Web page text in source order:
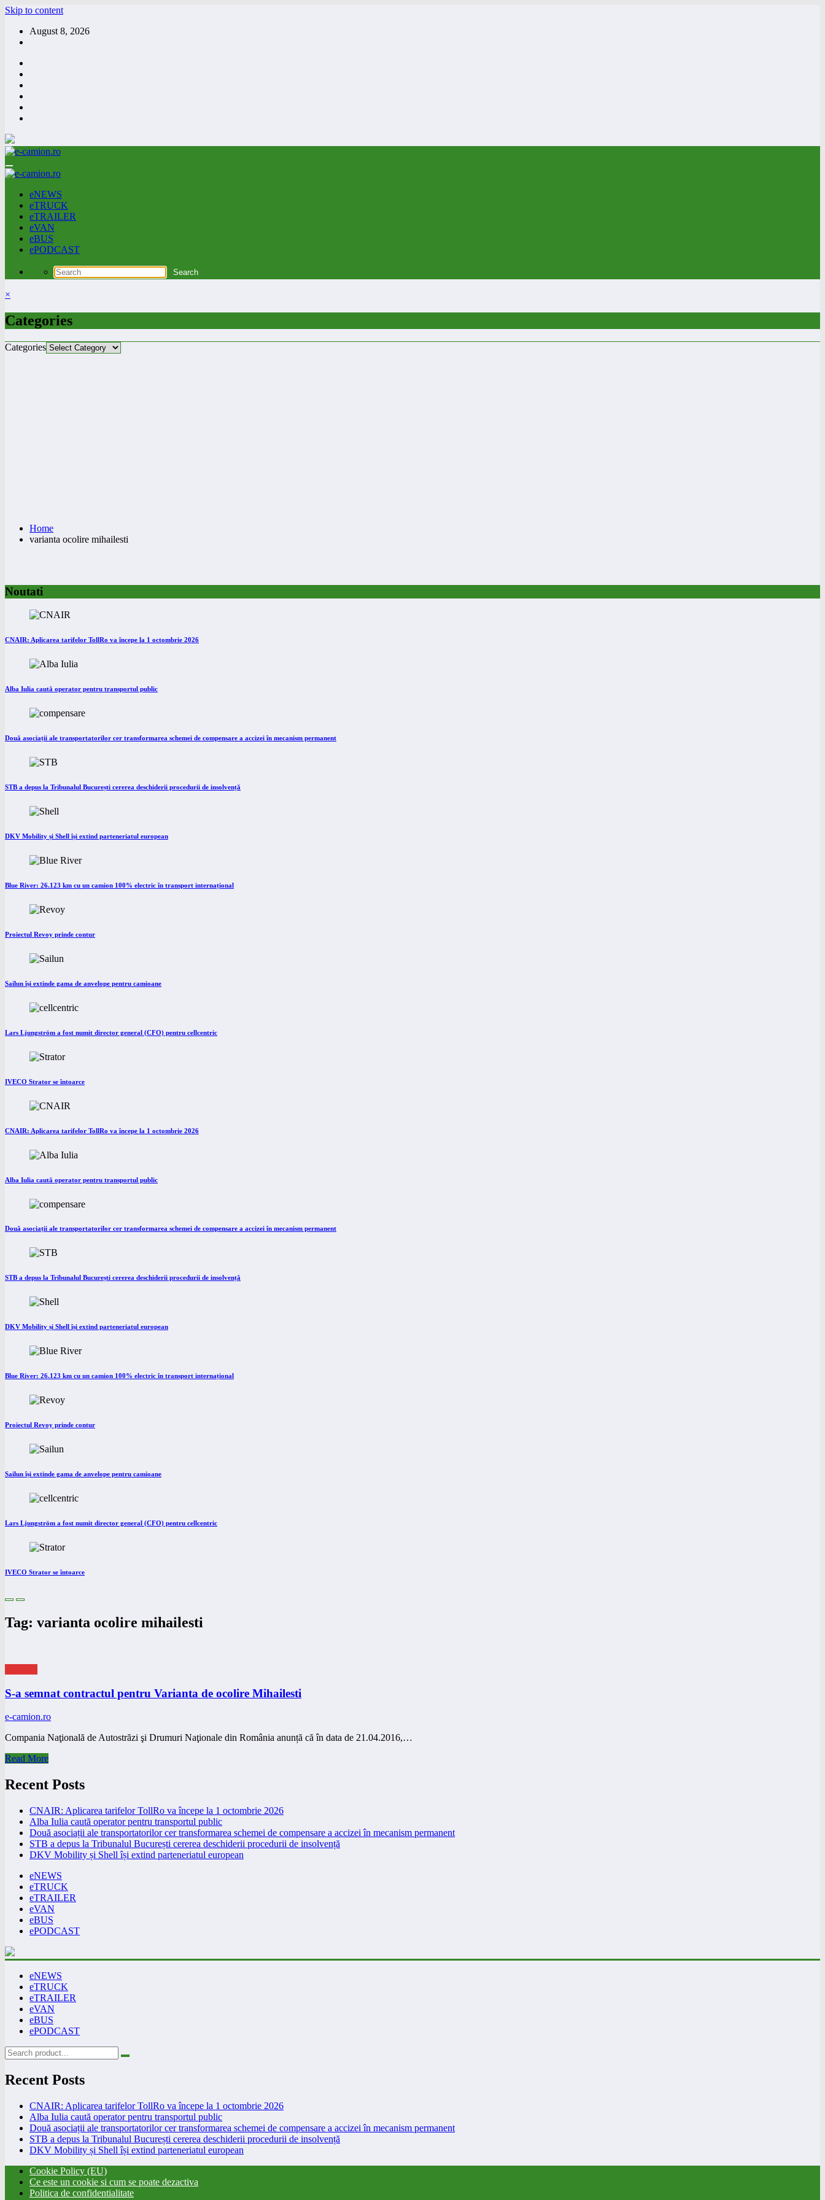
Skip to content
August 8, 2026
eNEWS
eTRUCK
eTRAILER
eVAN
eBUS
ePODCAST
×
Categories
Categories
Home
varianta ocolire mihailesti
Noutati
CNAIR: Aplicarea tarifelor TollRo va începe la 1 octombrie 2026
Alba Iulia caută operator pentru transportul public
Două asociații ale transportatorilor cer transformarea schemei de compensare a accizei în mecanism permanent
STB a depus la Tribunalul București cererea deschiderii procedurii de insolvență
DKV Mobility și Shell își extind parteneriatul european
Blue River: 26.123 km cu un camion 100% electric în transport internațional
Proiectul Revoy prinde contur
Sailun își extinde gama de anvelope pentru camioane
Lars Ljungström a fost numit director general (CFO) pentru cellcentric
IVECO Strator se întoarce
CNAIR: Aplicarea tarifelor TollRo va începe la 1 octombrie 2026
Alba Iulia caută operator pentru transportul public
Două asociații ale transportatorilor cer transformarea schemei de compensare a accizei în mecanism permanent
STB a depus la Tribunalul București cererea deschiderii procedurii de insolvență
DKV Mobility și Shell își extind parteneriatul european
Blue River: 26.123 km cu un camion 100% electric în transport internațional
Proiectul Revoy prinde contur
Sailun își extinde gama de anvelope pentru camioane
Lars Ljungström a fost numit director general (CFO) pentru cellcentric
IVECO Strator se întoarce
Tag: varianta ocolire mihailesti
S-a semnat contractul pentru Varianta de ocolire Mihailesti
e-camion.ro
Compania Naţională de Autostrăzi şi Drumuri Naţionale din România anunță că în data de 21.04.2016,…
Read More
Recent Posts
CNAIR: Aplicarea tarifelor TollRo va începe la 1 octombrie 2026
Alba Iulia caută operator pentru transportul public
Două asociații ale transportatorilor cer transformarea schemei de compensare a accizei în mecanism permanent
STB a depus la Tribunalul București cererea deschiderii procedurii de insolvență
DKV Mobility și Shell își extind parteneriatul european
eNEWS
eTRUCK
eTRAILER
eVAN
eBUS
ePODCAST
eNEWS
eTRUCK
eTRAILER
eVAN
eBUS
ePODCAST
Recent Posts
CNAIR: Aplicarea tarifelor TollRo va începe la 1 octombrie 2026
Alba Iulia caută operator pentru transportul public
Două asociații ale transportatorilor cer transformarea schemei de compensare a accizei în mecanism permanent
STB a depus la Tribunalul București cererea deschiderii procedurii de insolvență
DKV Mobility și Shell își extind parteneriatul european
Cookie Policy (EU)
Ce este un cookie si cum se poate dezactiva
Politica de confidentialitate